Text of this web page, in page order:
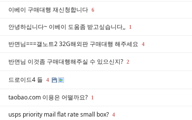
이베이 구매대행 재신청합니다 6
안녕하십니다~ 이베이 도움좀 받고싶습니다,, 1
반면님===갤노트2 32G해외판 구매대행 해주세요 4
반면님 이것좀 구매대행해주실 수 있으신지? 2
드로이드4 들 4
taobao.com 이용은 어떨까요? 1
usps priority mail flat rate small box? 4